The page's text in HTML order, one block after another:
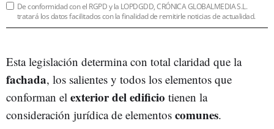
De conformidad con el RGPD y la LOPDGDD, CRÓNICA GLOBALMEDIA S.L.
tratará los datos facilitados con la finalidad de remitirle noticias de actualidad.
Esta legislación determina con total claridad que la
fachada, los salientes y todos los elementos que
conforman el exterior del edificio tienen la
consideración jurídica de elementos comunes.